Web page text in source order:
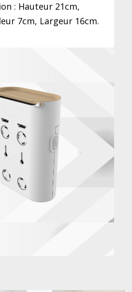
: Hauteur 21cm,
7cm, Largeur 16cm.